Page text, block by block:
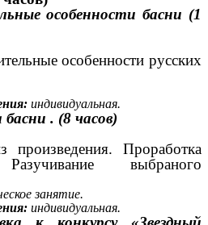
особенности басни (1
особенности русских
индивидуальная.
. (8 часов)
Проработка
выбраного
занятие.
индивидуальная.